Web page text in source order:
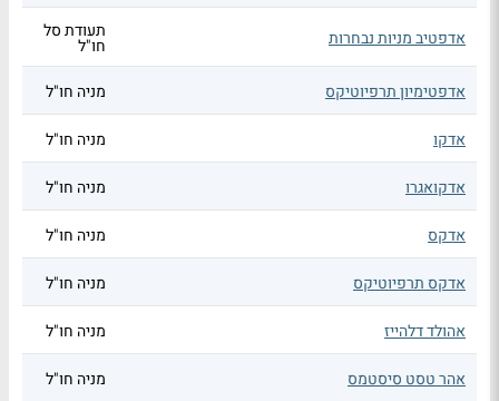
אדפטיב מניות נבחרות תעודת סל
חו"ל
אדפטימיון תרפיוטיקס
מניה חו"ל
אדקו מניה חו"ל
אדקואגרו מניה חו"ל
אדקס מניה חו"ל
אדקס תרפיוטיקס מניה חו"ל
אהולד דלהייז מניה חו"ל
אהר טסט סיסטמס מניה חו"ל